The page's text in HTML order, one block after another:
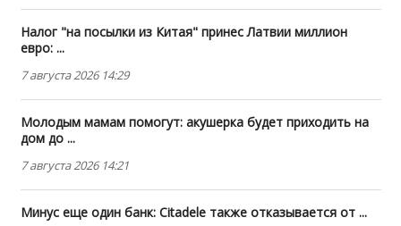
Налог "на посылки из Китая" принес Латвии миллион
евро: ...
7 августа 2026 14:29
Молодым мамам помогут: акушерка будет приходить на
дом до ...
7 августа 2026 14:21
Минус еще один банк: Citadele также отказывается от ...